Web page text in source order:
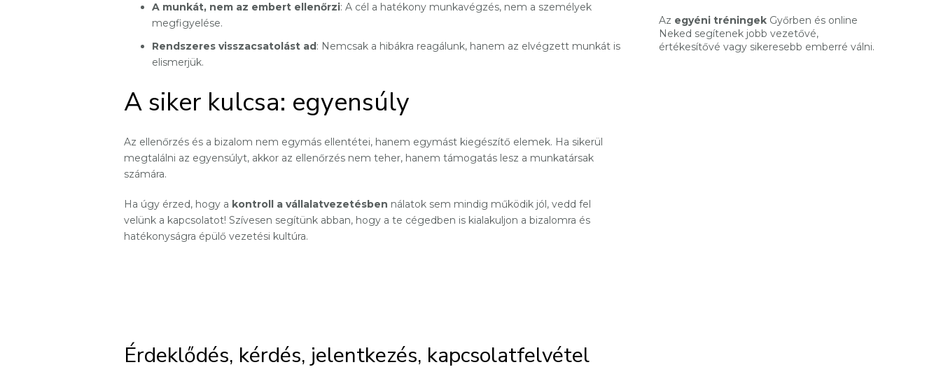
A munkát, nem az embert ellenőrzi: A cél a hatékony munkavégzés, nem a személyek
megfigyelése.
Rendszeres visszacsatolást ad: Nemcsak a hibákra reagálunk, hanem az elvégzett munkát is
elismerjük.
A siker kulcsa: egyensúly
Az ellenőrzés és a bizalom nem egymás ellentétei, hanem egymást kiegészítő elemek. Ha sikerül
megtalálni az egyensúlyt, akkor az ellenőrzés nem teher, hanem támogatás lesz a munkatársak
számára.
Ha úgy érzed, hogy a kontroll a vállalatvezetésben nálatok sem mindig működik jól, vedd fel
velünk a kapcsolatot! Szívesen segítünk abban, hogy a te cégedben is kialakuljon a bizalomra és
hatékonyságra épülő vezetési kultúra.
Érdeklődés, kérdés, jelentkezés, kapcsolatfelvétel
Az egyéni tréningek Győrben és online
Neked segítenek jobb vezetővé,
értékesítővé vagy sikeresebb emberré válni.